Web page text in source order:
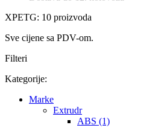
XPETG: 10 proizvoda
Sve cijene sa PDV-om.
Filteri
Kategorije:
Marke
Extrudr
ABS (1)